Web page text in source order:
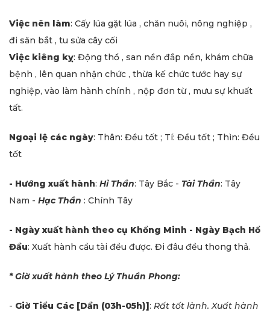
Việc nên làm: Cấy lúa gặt lúa , chăn nuôi, nông nghiệp ,
đi săn bắt , tu sửa cây cối
Việc kiêng kỵ: Động thổ , san nền đắp nền, khám chữa
bệnh , lên quan nhận chức , thừa kế chức tước hay sự
nghiệp, vào làm hành chính , nộp đơn từ , mưu sự khuất
tất.
Ngoại lệ các ngày: Thân: Đều tốt ; Tí: Đều tốt ; Thìn: Đều
tốt
- Hướng xuất hành: Hỉ Thần: Tây Bắc - Tài Thần: Tây
Nam - Hạc Thần : Chính Tây
- Ngày xuất hành theo cụ Khổng Minh - Ngày Bạch Hổ
Đầu: Xuất hành cầu tài đều được. Đi đâu đều thong thả.
* Giờ xuất hành theo Lý Thuần Phong:
- Giờ Tiểu Các [Dần (03h-05h)]: Rất tốt lành. Xuất hành